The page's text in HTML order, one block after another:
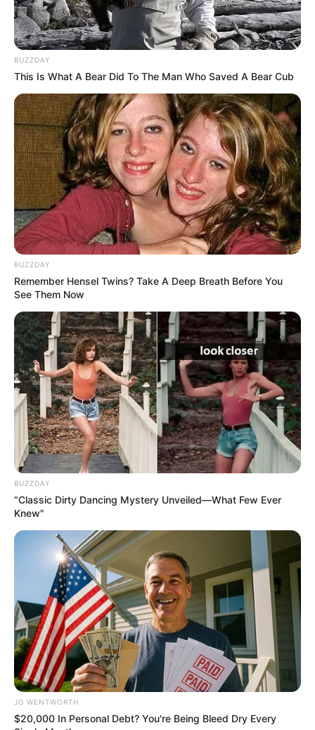
กรรมจากทำแท้ง ทำแท้ง
ทำแท้งบาปมั้ย
ทำแท้งบาปมั้ยคิดก่อนทำ
ทำแท้งบาปไหม แท้ง
นักเขียน
อิสฺวาสุ
เชื่อในสิ่งที่เฮ็ด เฮ็ดในสิ่งที่เชื่อ
เนื้อหาที่ได้รับการโปรโมต
Why this ordinary drink is the secret to feeling your
best every day
CTA FAVORITE
Remember Them? These '90s Couples Defined An
Era—See The Complete List
BRAINBERRIES
Once Criticized For Her Figure, Now She's Turning
Heads
BRAINBERRIES
BUZZDAY
This Is What A Bear Did To The Man Who Saved A Bear Cub
BUZZDAY
Remember Hensel Twins? Take A Deep Breath Before You
See Them Now
BUZZDAY
“Classic Dirty Dancing Mystery Unveiled—What Few Ever
Knew"
JG WENTWORTH
$20,000 In Personal Debt? You're Being Bleed Dry Every